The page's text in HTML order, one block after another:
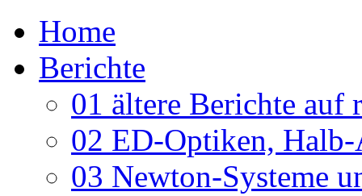
Home
Berichte
01 ältere Berichte auf
02 ED-Optiken, Halb-
03 Newton-Systeme